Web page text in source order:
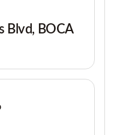
Blvd, BOCA